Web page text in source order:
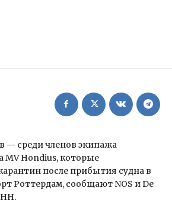
— среди членов экипажа
MV Hondius, которые
после прибытия судна в
Роттердам, сообщают NOS и De